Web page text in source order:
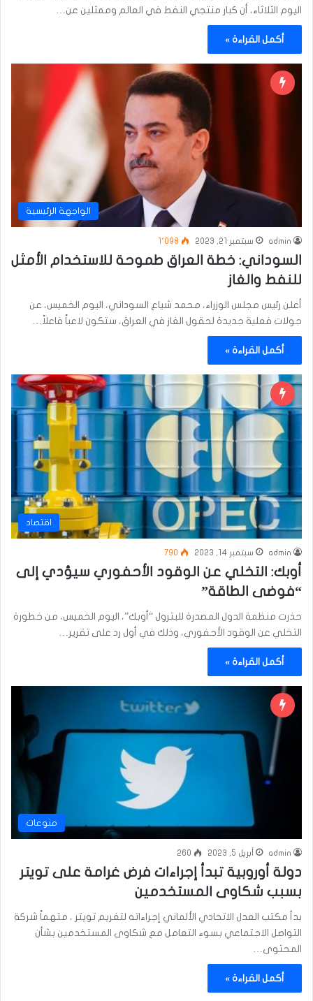
اليوم الثلاثاء، أن كبار منتجي النفط في العالم وممثلين عن…
أكمل القراءة »
الواجهة الرئيسية
admin سبتمبر 21, 2023 1٬098
السوداني: خطة العراق طموحة للاستخدام الأمثل
للنفط والغاز
أعلن رئيس مجلس الوزراء، محمد شياع السوداني، اليوم الخميس، عن
جولات فعلية جديدة لحقول الغاز في العراق، ستكون لاعباً فاعلاً…
أكمل القراءة »
اقتصاد
admin سبتمبر 14, 2023 790
أوبك: التخلي عن الوقود الأحفوري سيؤدي إلى
“فوضى الطاقة”
حذرت منظمة الدول المصدرة للبترول “أوبك”، اليوم الخميس، من خطورة
التخلي عن الوقود الأحفوري، وذلك في أول رد على تقرير…
أكمل القراءة »
منوعات
admin أبريل 5, 2023 260
دولة أوروبية تبدأ إجراءات فرض غرامة على تويتر
بسبب شكاوى المستخدمين
بدأ مكتب العدل الاتحادي الألماني إجراءاته لتغريم تويتر ، متهماً شركة
التواصل الاجتماعي بسوء التعامل مع شكاوى المستخدمين بشأن
المحتوى…
أكمل القراءة »